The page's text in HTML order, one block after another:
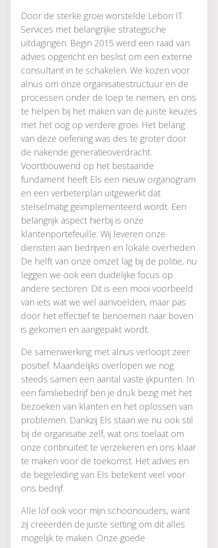
Door de sterke groei worstelde Lebon IT
Services met belangrijke strategische
uitdagingen. Begin 2015 werd een raad van
advies opgericht en beslist om een externe
consultant in te schakelen. We kozen voor
alnus om onze organisatiestructuur en de
processen onder de loep te nemen, en ons
te helpen bij het maken van de juiste keuzes
met het oog op verdere groei. Het belang
van deze oefening was des te groter door
de nakende generatieoverdracht.
Voortbouwend op het bestaande
fundament heeft Els een nieuw organogram
en een verbeterplan uitgewerkt dat
stelselmatig geïmplementeerd wordt. Een
belangrijk aspect hierbij is onze
klantenportefeuille. Wij leveren onze
diensten aan bedrijven en lokale overheden.
De helft van onze omzet lag bij de politie, nu
leggen we ook een duidelijke focus op
andere sectoren. Dit is een mooi voorbeeld
van iets wat we wel aanvoelden, maar pas
door het effectief te benoemen naar boven
is gekomen en aangepakt wordt.
De samenwerking met alnus verloopt zeer
positief. Maandelijks overlopen we nog
steeds samen een aantal vaste ijkpunten. In
een familiebedrijf ben je druk bezig met het
bezoeken van klanten en het oplossen van
problemen. Dankzij Els staan we nu ook stil
bij de organisatie zelf, wat ons toelaat om
onze continuïteit te verzekeren en ons klaar
te maken voor de toekomst. Het advies en
de begeleiding van Els betekent veel voor
ons bedrijf.
Alle lof ook voor mijn schoonouders, want
zij creëerden de juiste setting om dit alles
mogelijk te maken. Onze goede